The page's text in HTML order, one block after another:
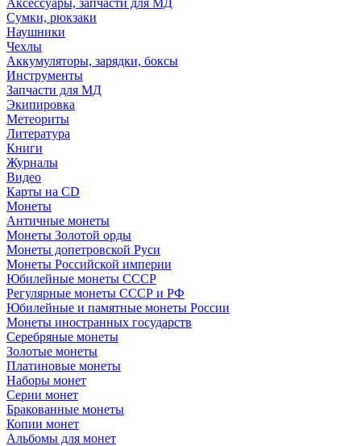
Аксессуары, запчасти для МД
Сумки, рюкзаки
Наушники
Чехлы
Аккумуляторы, зарядки, боксы
Инструменты
Запчасти для МД
Экипировка
Метеориты
Литература
Книги
Журналы
Видео
Карты на CD
Монеты
Античные монеты
Монеты Золотой орды
Монеты допетровской Руси
Монеты Российской империи
Юбилейные монеты СССР
Регулярные монеты СССР и РФ
Юбилейные и памятные монеты России
Монеты иностранных государств
Серебряные монеты
Золотые монеты
Платиновые монеты
Наборы монет
Серии монет
Бракованные монеты
Копии монет
Альбомы для монет